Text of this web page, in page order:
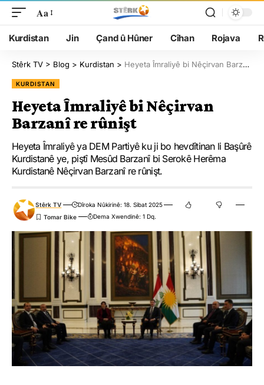
Aa
Kurdistan Jin Çand û Hûner Cîhan Rojava
Stêrk TV > Blog > Kurdistan > Heyeta Îmraliyê bi Nêçirvan Barzanî re rûnişt
KURDISTAN
Heyeta Îmraliyê bi Nêçirvan
Barzanî re rûnişt
Heyeta Îmraliyê ya DEM Partiyê ku ji bo hevdîtinan li Başûrê
Kurdistanê ye, piştî Mesûd Barzanî bi Serokê Herêma
Kurdistanê Nêçirvan Barzanî re rûnişt.
Stêrk TV
Dîroka Nûkirinê: 18. Sibat 2025
Dema Xwendinê: 1 Dq.